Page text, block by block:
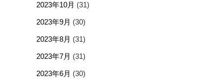
2023年10月 (31)
2023年9月 (30)
2023年8月 (31)
2023年7月 (31)
2023年6月 (30)